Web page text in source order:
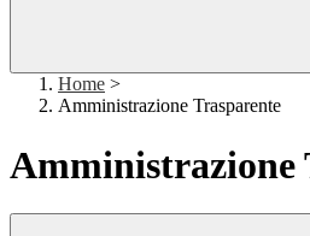
Home >
Amministrazione Trasparente
Amministrazione